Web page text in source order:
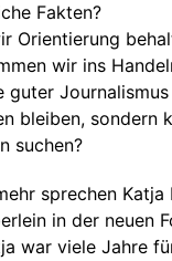
Fakten?
Orientierung
wir ins
guter
bleiben, sondern
suchen?
sprechen
in der neuen
war viele Jahre